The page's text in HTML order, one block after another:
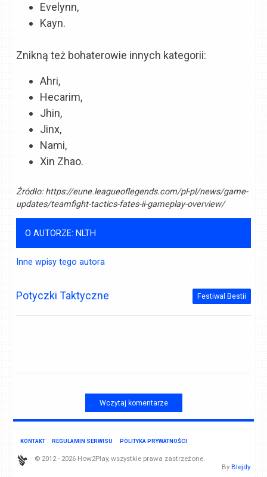
Evelynn,
Kayn.
Znikną też bohaterowie innych kategorii:
Ahri,
Hecarim,
Jhin,
Jinx,
Nami,
Xin Zhao.
Źródło:https://eune.leagueoflegends.com/pl-pl/news/game-
updates/teamfight-tactics-fates-ii-gameplay-overview/
O AUTORZE: NLTH
Inne wpisy tego autora
Potyczki Taktyczne Festiwal Bestii
Wczytaj komentarze
KONTAKT REGULAMIN SERWISU POLITYKA PRYWATNOŚCI
© 2012 - 2026 How2Play, wszystkie prawa zastrzeżone.
By Blejdy